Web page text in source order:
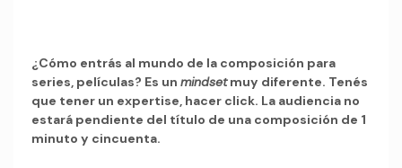
¿Cómo entrás al mundo de la composición para
series, películas? Es un mindsetmuy diferente. Tenés
que tener un expertise, hacer click. La audiencia no
estará pendiente del título de una composición de 1
minuto y cincuenta.